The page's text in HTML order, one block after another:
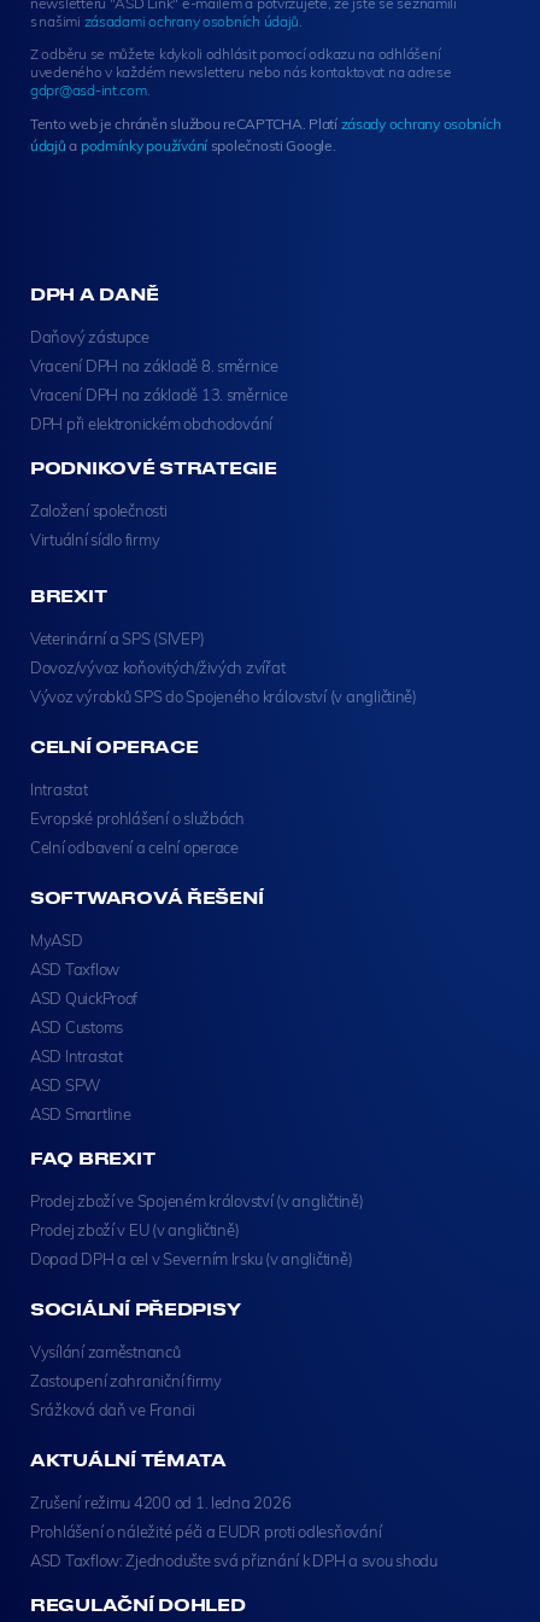
r
i
g
u
p
s našimi zásadami ochrany osobních údajů.
Z odběru se můžete kdykoli odhlásit pomocí odkazu na odhlášení
uvedeného v každém newsletteru nebo nás kontaktovat na adrese
gdpr@asd-int.com.
Tento web je chráněn službou reCAPTCHA. Platí zásady ochrany osobních
údajů a podmínky používáníspolečnosti Google.
DPH A DANĚ
Daňový zástupce
Vracení DPH na základě 8. směrnice
Vracení DPH na základě 13. směrnice
DPH při elektronickém obchodování
PODNIKOVÉ STRATEGIE
Založení společnosti
Virtuální sídlo firmy
BREXIT
Veterinární a SPS (SIVEP)
Dovoz/vývoz koňovitých/živých zvířat
Vývoz výrobků SPS do Spojeného království (v angličtině)
CELNÍ OPERACE
Intrastat
Evropské prohlášení o službách
Celní odbavení a celní operace
SOFTWAROVÁ ŘEŠENÍ
MyASD
ASD Taxflow
ASD QuickProof
ASD Customs
ASD Intrastat
ASD SPW
ASD Smartline
FAQ BREXIT
Prodej zboží ve Spojeném království (v angličtině)
Prodej zboží v EU (v angličtině)
Dopad DPH a cel v Severním Irsku (v angličtině)
SOCIÁLNÍ PŘEDPISY
Vysílání zaměstnanců
Zastoupení zahraniční firmy
Srážková daň ve Francii
AKTUÁLNÍ TÉMATA
Zrušení režimu 4200 od 1. ledna 2026
Prohlášení o náležité péči a EUDR proti odlesňování
ASD Taxflow: Zjednodušte svá přiznání k DPH a svou shodu
REGULAČNÍ DOHLED